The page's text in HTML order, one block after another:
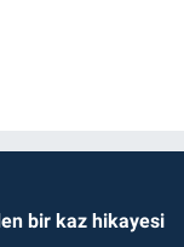
bir kaz hikayesi